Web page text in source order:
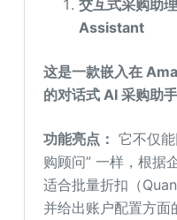
交互式采购助
Assistant
这是一款嵌入在
的对话式 AI 采购助手
功能亮点 ： 它不仅
购顾问” 一样，根据
适合批量折扣（
并给出账户配置方面